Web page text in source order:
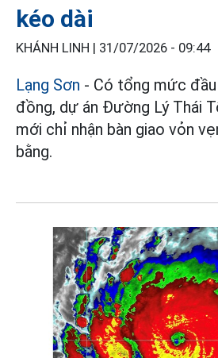
kéo dài
KHÁNH LINH | 31/07/2026 - 09:44
Lạng Sơn - Có tổng mức
đồng, dự án Đường Lý Thái
mới chỉ nhận bàn giao vỏn
bằng.